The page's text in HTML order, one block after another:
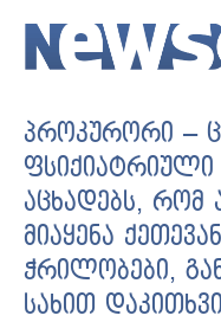
პროკურორი –
აცხადებს,
მიაყენა
ჭრილობები,
სახით